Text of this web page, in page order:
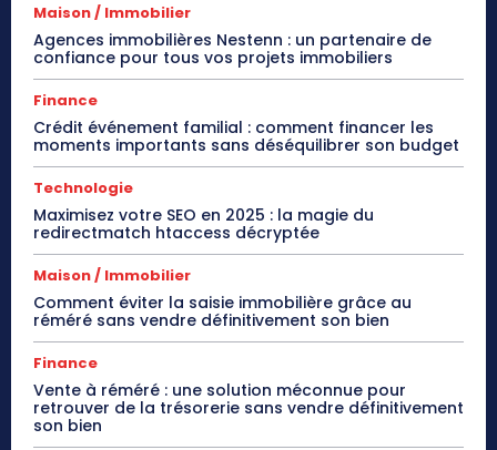
Maison / Immobilier
Agences immobilières Nestenn : un partenaire de
confiance pour tous vos projets immobiliers
Finance
Crédit événement familial : comment financer les
moments importants sans déséquilibrer son budget
Technologie
Maximisez votre SEO en 2025 : la magie du
redirectmatch htaccess décryptée
Maison / Immobilier
Comment éviter la saisie immobilière grâce au
réméré sans vendre définitivement son bien
Finance
Vente à réméré : une solution méconnue pour
retrouver de la trésorerie sans vendre définitivement
son bien